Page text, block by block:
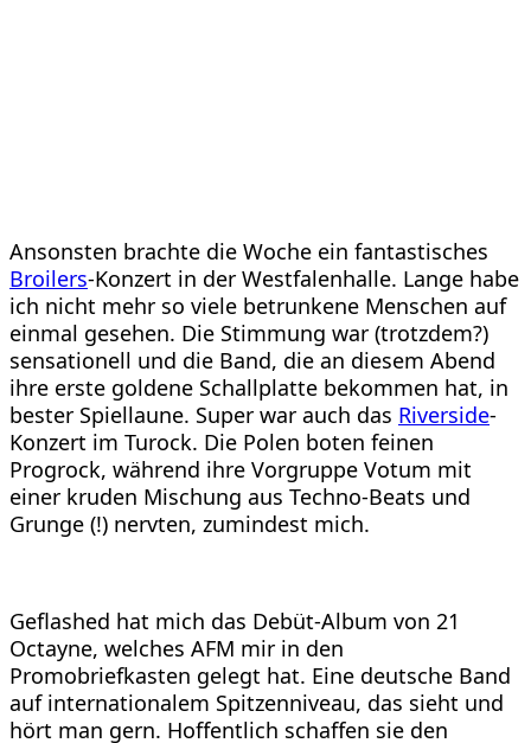
Ansonsten brachte die Woche ein fantastisches
Broilers-Konzert in der Westfalenhalle. Lange habe
ich nicht mehr so viele betrunkene Menschen auf
einmal gesehen. Die Stimmung war (trotzdem?)
sensationell und die Band, die an diesem Abend
ihre erste goldene Schallplatte bekommen hat, in
bester Spiellaune. Super war auch das Riverside-
Konzert im Turock. Die Polen boten feinen
Progrock, während ihre Vorgruppe Votum mit
einer kruden Mischung aus Techno-Beats und
Grunge (!) nervten, zumindest mich.
Geflashed hat mich das Debüt-Album von 21
Octayne, welches AFM mir in den
Promobriefkasten gelegt hat. Eine deutsche Band
auf internationalem Spitzenniveau, das sieht und
hört man gern. Hoffentlich schaffen sie den